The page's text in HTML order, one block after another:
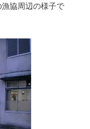
漁協周辺の様子で